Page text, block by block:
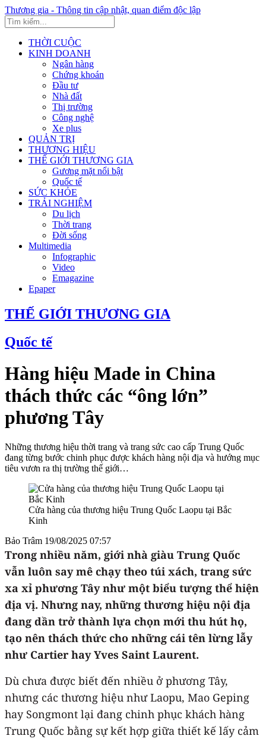
Thương gia - Thông tin cập nhật, quan điểm độc lập
THỜI CUỘC
KINH DOANH
Ngân hàng
Chứng khoán
Đầu tư
Nhà đất
Thị trường
Công nghệ
Xe plus
QUẢN TRỊ
THƯƠNG HIỆU
THẾ GIỚI THƯƠNG GIA
Gương mặt nổi bật
Quốc tế
SỨC KHỎE
TRẢI NGHIỆM
Du lịch
Thời trang
Đời sống
Multimedia
Infographic
Video
Emagazine
Epaper
THẾ GIỚI THƯƠNG GIA
Quốc tế
Hàng hiệu Made in China
thách thức các “ông lớn”
phương Tây
Những thương hiệu thời trang và trang sức cao cấp Trung Quốc
đang từng bước chinh phục được khách hàng nội địa và hướng mục
tiêu vươn ra thị trường thế giới…
Cửa hàng của thương hiệu Trung Quốc Laopu tại Bắc
Kinh
Bảo Trâm 19/08/2025 07:57
Trong nhiều năm, giới nhà giàu Trung Quốc
vẫn luôn say mê chạy theo túi xách, trang sức
xa xỉ phương Tây như một biểu tượng thể hiện
địa vị. Nhưng nay, những thương hiệu nội địa
đang dần trở thành lựa chọn mới thu hút họ,
tạo nên thách thức cho những cái tên lừng lẫy
như Cartier hay Yves Saint Laurent.
Dù chưa được biết đến nhiều ở phương Tây,
nhưng các thương hiệu như Laopu, Mao Geping
hay Songmont lại đang chinh phục khách hàng
Trung Quốc bằng sự kết hợp giữa thiết kế lấy cảm